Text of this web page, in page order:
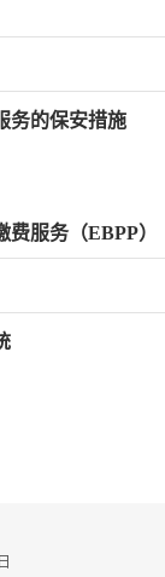
务的保安措施
费服务（EBPP）